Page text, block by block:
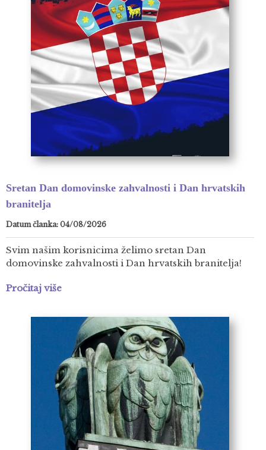
Sretan Dan domovinske zahvalnosti i Dan hrvatskih
branitelja
Datum članka: 04/08/2026
Svim našim korisnicima želimo sretan Dan
domovinske zahvalnosti i Dan hrvatskih branitelja!
Pročitaj više